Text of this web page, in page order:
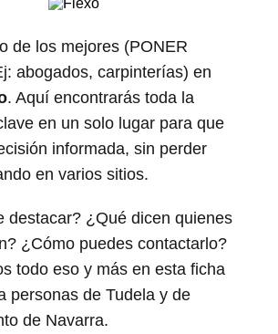
de los mejores (PONER
abogados, carpinterías) en
. Aquí encontrarás toda la
en un solo lugar para que
informada, sin perder
en varios sitios.
destacar? ¿Qué dicen quienes
¿Cómo puedes contactarlo?
todo eso y más en esta ficha
personas de Tudela y de
de Navarra.